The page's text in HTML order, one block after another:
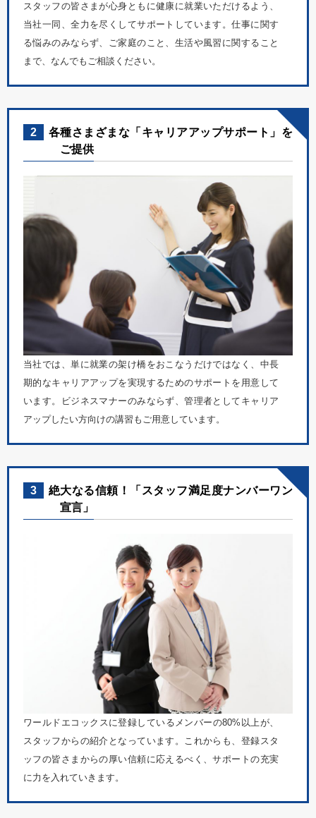
スタッフの皆さまが心身ともに健康に就業いただけるよう、
当社一同、全力を尽くしてサポートしています。仕事に関す
る悩みのみならず、ご家庭のこと、生活や風習に関すること
まで、なんでもご相談ください。
2
各種さまざまな「キャリアアップサポート」を
ご提供
当社では、単に就業の架け橋をおこなうだけではなく、中長
期的なキャリアアップを実現するためのサポートを用意して
います。ビジネスマナーのみならず、管理者としてキャリア
アップしたい方向けの講習もご用意しています。
3
絶大なる信頼！「スタッフ満足度ナンバーワン
宣言」
ワールドエコックスに登録しているメンバーの80%以上が、
スタッフからの紹介となっています。これからも、登録スタ
ッフの皆さまからの厚い信頼に応えるべく、サポートの充実
に力を入れていきます。